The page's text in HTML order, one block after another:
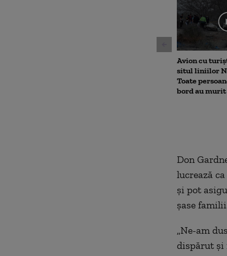
minutes,
37
seconds
90%
Avion cu
situl liniilor
Toate
bord au murit
Don
lucrează
și pot
șase
„Ne-am
dispărut și